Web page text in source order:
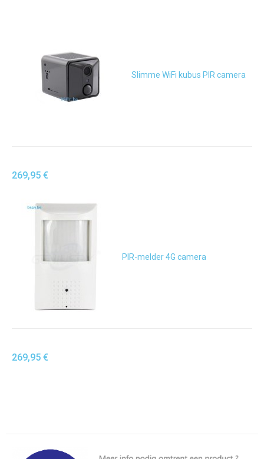
Slimme WiFi kubus PIR camera
269,95 €
PIR-melder 4G camera
269,95 €